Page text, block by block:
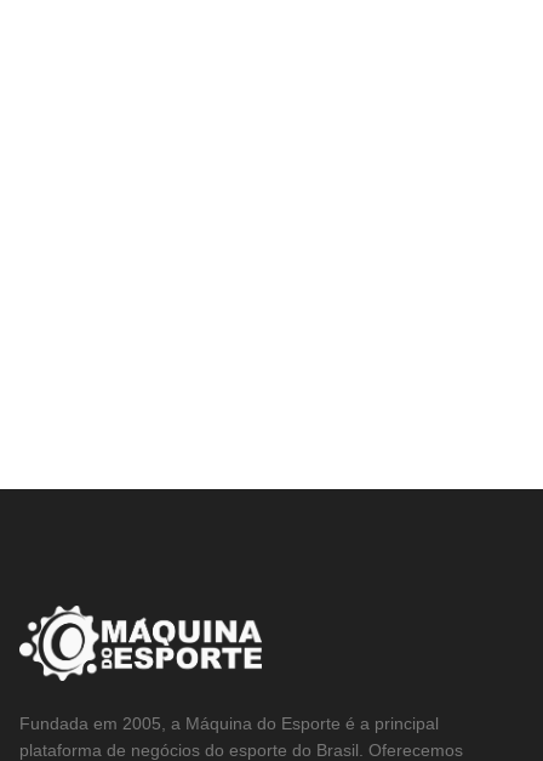
Fundada em 2005, a Máquina do Esporte é a principal
plataforma de negócios do esporte do Brasil. Oferecemos